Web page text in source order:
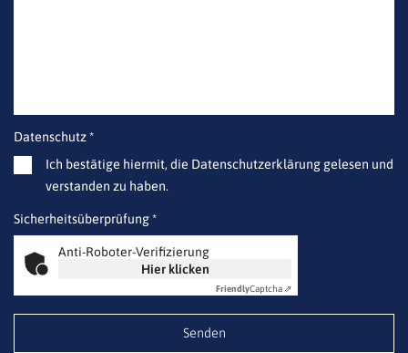
Datenschutz *
Ich bestätige hiermit, die Datenschutzerklärung gelesen und
verstanden zu haben.
Sicherheitsüberprüfung *
Anti-Roboter-Verifizierung
Hier klicken
FriendlyCaptcha ⇗